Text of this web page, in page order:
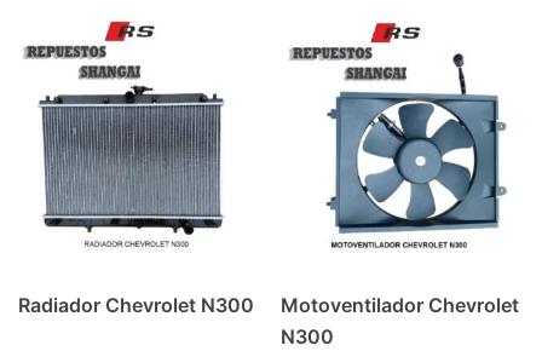
Radiador Chevrolet N300
Motoventilador Chevrolet
N300